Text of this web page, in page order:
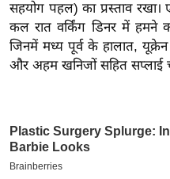
ब
ज
ट
क्रि
के
ट
सहयोग पहल) का प्रस्ताव
कल रात वर्किंग डिनर में हमने
जिनमें मध्य पूर्व के हालात,
और अहम खनिजों सहित सप्लाई